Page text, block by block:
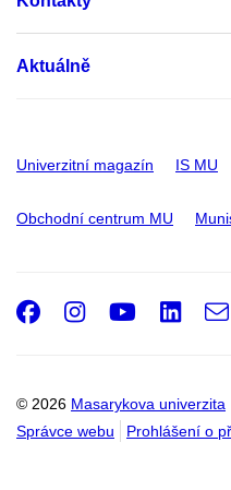
Aktuálně
Univerzitní magazín IS MU
Obchodní centrum MU
© 2026 Masarykova univerzita
Správce webu
Prohlášení o
Facebook